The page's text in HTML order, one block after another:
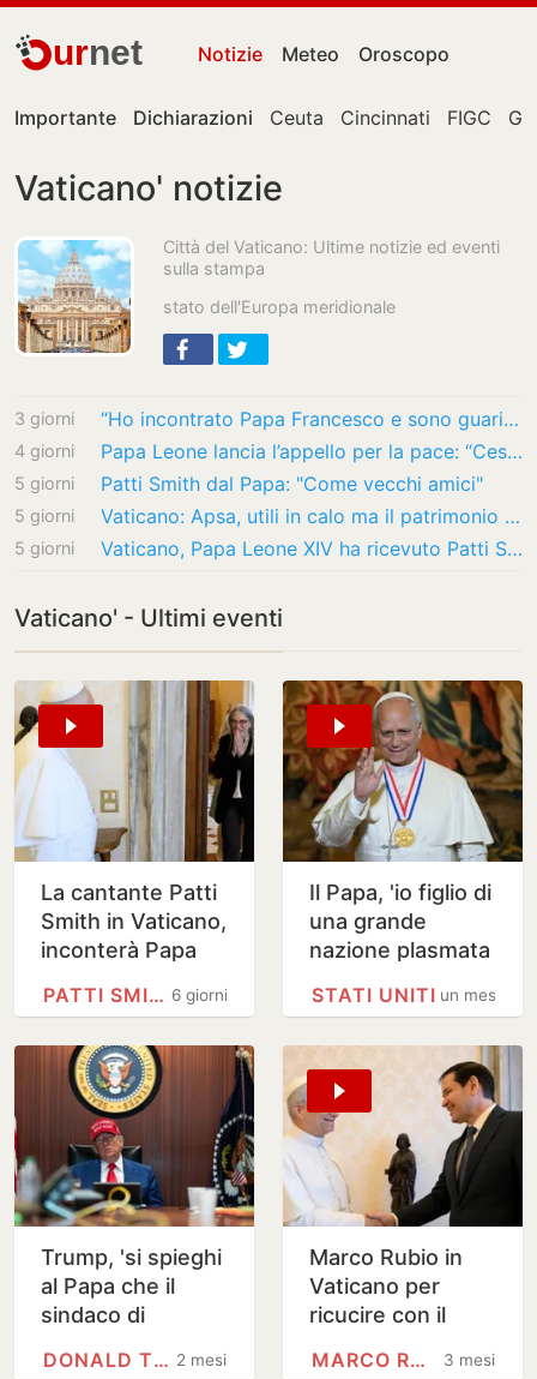
urnet Notizie Meteo Oroscopo
Importante Dichiarazioni Ceuta Cincinnati FIGC
Vaticano' notizie
Città del Vaticano: Ultime notizie ed eventi
sulla stampa
stato dell'Europa meridionale
3 giorni “Ho incontrato Papa Francesco e sono guarita dal tumore”: il racconto di una donna…
4 giorni Papa Leone lancia l’appello per la pace: “Cessino le guerre nel mondo”
5 giorni Patti Smith dal Papa: "Come vecchi amici"
5 giorni Vaticano: Apsa, utili in calo ma il patrimonio cresce. Vale 2,7 miliardi
5 giorni Vaticano, Papa Leone XIV ha ricevuto Patti Smith
Vaticano' - Ultimi eventi
La cantante Patti
Smith in Vaticano,
inconterà Papa
6 giorni
PATTI SMITH
Il Papa, 'io figlio di
una grande
nazione plasmata
un mese
STATI UNITI
Trump, 'si spieghi
al Papa che il
sindaco di
2 mesi
DONALD TRUMP
Marco Rubio in
Vaticano per
ricucire con il
3 mesi
MARCO RUBIO